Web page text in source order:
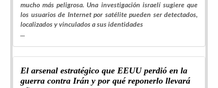
mucho más peligrosa. Una investigación israelí sugiere que
los usuarios de Internet por satélite pueden ser detectados,
localizados y vinculados a sus identidades
...
El arsenal estratégico que EEUU perdió en la
guerra contra Irán y por qué reponerlo llevará